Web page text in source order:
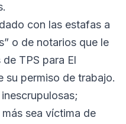
con las estafas a
o de notarios que le
TPS para El
su permiso de trabajo.
sea víctima de